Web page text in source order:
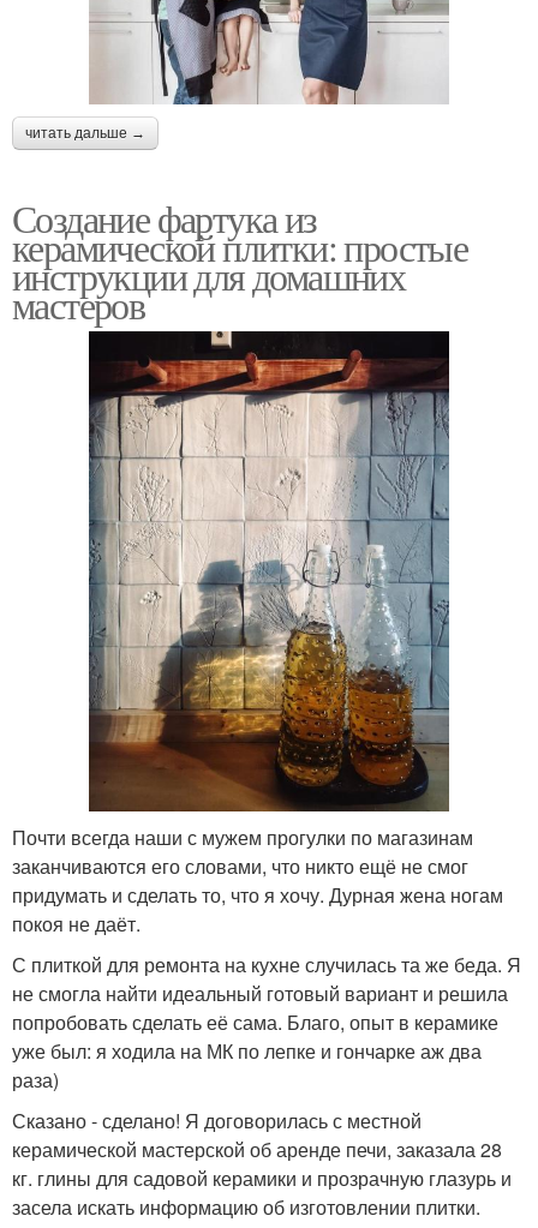
читать дальше →
Создание фартука из
керамической плитки: простые
инструкции для домашних
мастеров
Почти всегда наши с мужем прогулки по магазинам
заканчиваются его словами, что никто ещё не смог
придумать и сделать то, что я хочу. Дурная жена ногам
покоя не даёт.
С плиткой для ремонта на кухне случилась та же беда. Я
не смогла найти идеальный готовый вариант и решила
попробовать сделать её сама. Благо, опыт в керамике
уже был: я ходила на МК по лепке и гончарке аж два
раза)
Сказано - сделано! Я договорилась с местной
керамической мастерской об аренде печи, заказала 28
кг. глины для садовой керамики и прозрачную глазурь и
засела искать информацию об изготовлении плитки.